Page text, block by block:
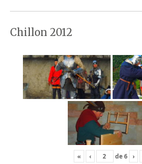
Chillon 2012
« ‹ de6 ›